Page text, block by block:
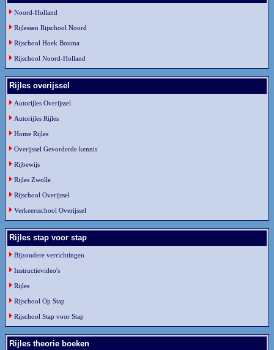
Noord-Holland
Rijlessen Rijschool Noord
Rijschool Hoek Bouma
Rijschool Noord-Holland
Rijles overijssel
Autorijles Overijssel
Autorijles Rijles
Home Rijles
Overijssel Gevorderde kennis
Rijbewijs
Rijles Zwolle
Rijschool Overijssel
Verkeersschool Overijssel
Rijles stap voor stap
Bijzondere verrichtingen
Instructievideo's
Rijles
Rijschool Op Stap
Rijschool Stap voor Stap
Rijles theorie boeken